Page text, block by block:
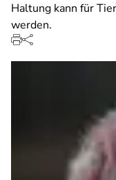
Haltung kann für
werden.